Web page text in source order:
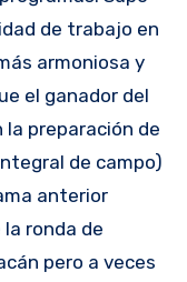
de trabajo en
armoniosa y
el ganador del
preparación de
de campo)
anterior
ronda de
pero a veces